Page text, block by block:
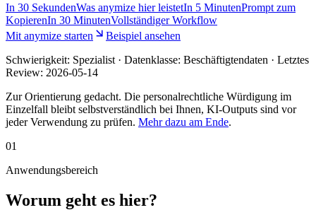
In 30 SekundenWas anymize hier leistetIn 5 MinutenPrompt zum
KopierenIn 30 MinutenVollständiger Workflow
Mit anymize starten
Beispiel ansehen
Schwierigkeit: Spezialist · Datenklasse: Beschäftigtendaten · Letztes
Review: 2026-05-14
Zur Orientierung gedacht. Die personalrechtliche Würdigung im
Einzelfall bleibt selbstverständlich bei Ihnen, KI-Outputs sind vor
jeder Verwendung zu prüfen. Mehr dazu am Ende.
01
Anwendungsbereich
Worum geht es hier?